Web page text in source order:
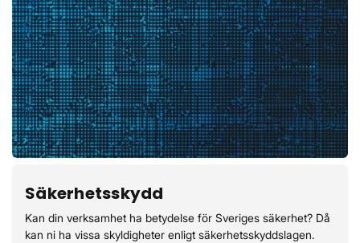
Säkerhetsskydd
Kan din verksamhet ha betydelse för Sveriges säkerhet? Då
kan ni ha vissa skyldigheter enligt säkerhetsskyddslagen.